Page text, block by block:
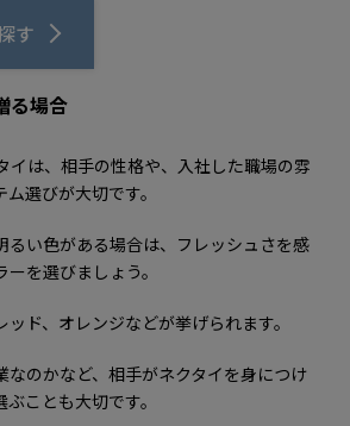
す
る場合
イは、相手の性格や、入社した職場の雰
選びが大切です。
るい色がある場合は、フレッシュさを感
を選びましょう。
ド、オレンジなどが挙げられます。
なのかなど、相手がネクタイを身につけ
ことも大切です。